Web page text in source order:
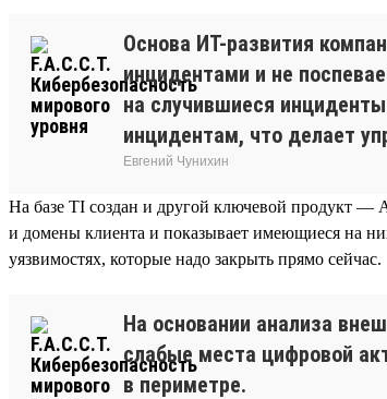
Основа ИТ-развития
инцидентами и не
на случившиеся
инцидентам, что делает
Евгений Чунихин
На базе TI создан и другой ключевой продукт —
и домены клиента и показывает имеющиеся на
уязвимостях, которые надо закрыть прямо сейчас.
На основании анализа
слабые места цифровой
в периметре.